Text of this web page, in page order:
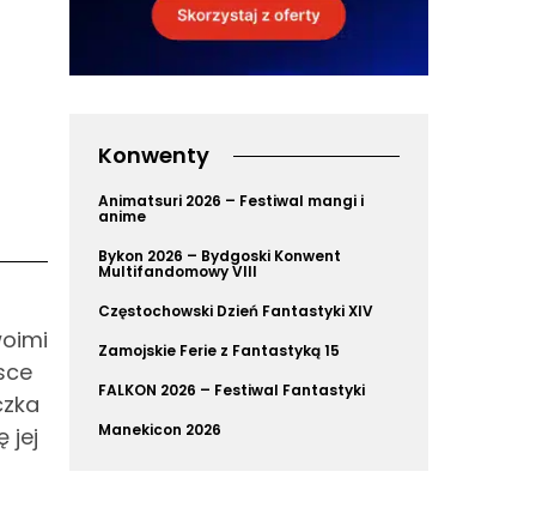
jej
Konwenty
Animatsuri 2026 – Festiwal mangi i
anime
Bykon 2026 – Bydgoski Konwent
Multifandomowy VIII
Częstochowski Dzień Fantastyki XIV
Zamojskie Ferie z Fantastyką 15
FALKON 2026 – Festiwal Fantastyki
Manekicon 2026